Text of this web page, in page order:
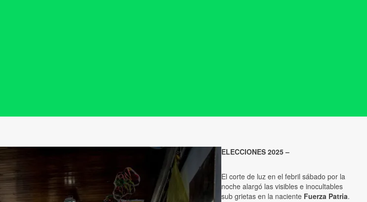
ELECCIONES 2025 –
El corte de luz en el febril sábado por la
noche alargó las visibles e inocultables
sub grietas en la naciente Fuerza Patria.